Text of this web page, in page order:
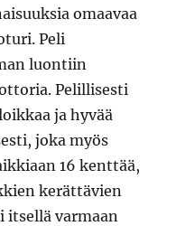
omaavaa
Peli
luontiin
Pelillisesti
ja hyvää
joka myös
16 kenttää,
kerättävien
itsellä varmaan